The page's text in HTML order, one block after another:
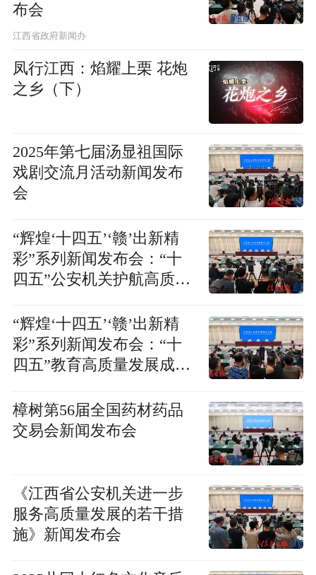
布会
江西省政府新闻办
凤行江西：焰耀上栗 花炮
之乡（下）
2025年第七届汤显祖国际
戏剧交流月活动新闻发布
会
“辉煌‘十四五’‘赣’出新精
彩”系列新闻发布会：“十
四五”公安机关护航高质量
“辉煌‘十四五’‘赣’出新精
彩”系列新闻发布会：“十
四五”教育高质量发展成就
樟树第56届全国药材药品
交易会新闻发布会
《江西省公安机关进一步
服务高质量发展的若干措
施》新闻发布会